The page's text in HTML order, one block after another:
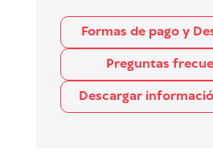
Formas de pago y
Preguntas
Descargar